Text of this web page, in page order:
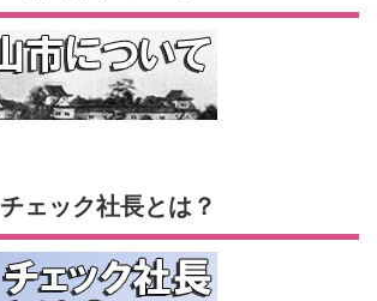
チェック社長とは？